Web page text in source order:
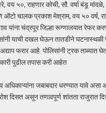
५०, राहणार कोची, सौ. वर्षा बंडू
ऑटो चालक प्रकाश मेश्राम, वय ५० वर्ष,
यांना चंद्रपूर जिल्हा रूग्णालयात
याची दखल घेऊन तातडीने
फरार आहे. पोलिसांनी ट्रक ताब्यात
पुढील तपास करी आहेत
अधिकाऱ्यांना जबाबदार धरण्यात यावे
दिसत असून तणावपूर्ण शांतता राजुरात